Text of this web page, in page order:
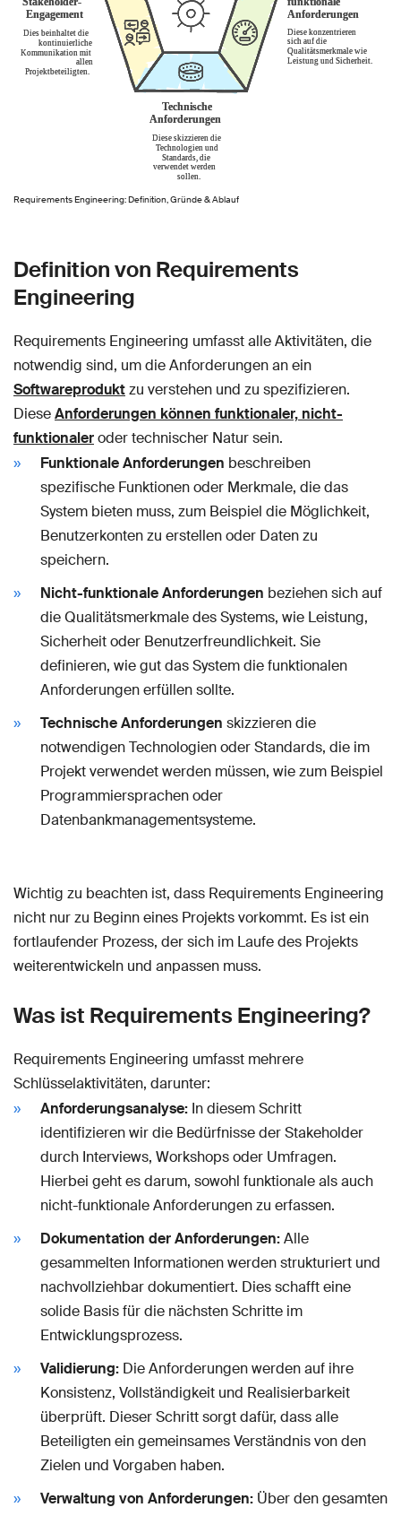
Requirements Engineering: Definition, Gründe & Ablauf
Definition von Requirements
Engineering
Requirements Engineering umfasst alle Aktivitäten, die
notwendig sind, um die Anforderungen an ein
Softwareproduktzu verstehen und zu spezifizieren.
DieseAnforderungen können funktionaler, nicht-
funktionaleroder technischer Natur sein.
Funktionale Anforderungen beschreiben
spezifische Funktionen oder Merkmale, die das
System bieten muss, zum Beispiel die Möglichkeit,
Benutzerkonten zu erstellen oder Daten zu
speichern.
Nicht-funktionale Anforderungen beziehen sich auf
die Qualitätsmerkmale des Systems, wie Leistung,
Sicherheit oder Benutzerfreundlichkeit. Sie
definieren, wie gut das System die funktionalen
Anforderungen erfüllen sollte.
Technische Anforderungen skizzieren die
notwendigen Technologien oder Standards, die im
Projekt verwendet werden müssen, wie zum Beispiel
Programmiersprachen oder
Datenbankmanagementsysteme.
Wichtig zu beachten ist, dass Requirements Engineering
nicht nur zu Beginn eines Projekts vorkommt. Es ist ein
fortlaufender Prozess, der sich im Laufe des Projekts
weiterentwickeln und anpassen muss.
Was ist Requirements Engineering?
Requirements Engineering umfasst mehrere
Schlüsselaktivitäten, darunter:
Anforderungsanalyse: In diesem Schritt
identifizieren wir die Bedürfnisse der Stakeholder
durch Interviews, Workshops oder Umfragen.
Hierbei geht es darum, sowohl funktionale als auch
nicht-funktionale Anforderungen zu erfassen.
Dokumentation der Anforderungen:Alle
gesammelten Informationen werden strukturiert und
nachvollziehbar dokumentiert. Dies schafft eine
solide Basis für die nächsten Schritte im
Entwicklungsprozess.
Validierung: Die Anforderungen werden auf ihre
Konsistenz, Vollständigkeit und Realisierbarkeit
überprüft. Dieser Schritt sorgt dafür, dass alle
Beteiligten ein gemeinsames Verständnis von den
Zielen und Vorgaben haben.
Verwaltung von Anforderungen: Über den gesamten